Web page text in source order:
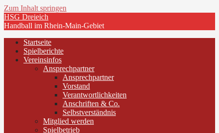
Zum Inhalt springen
HSG Dreieich
Handball im Rhein-Main-Gebiet
Startseite
Spielberichte
Vereinsinfos
Ansprechpartner
Ansprechpartner
Vorstand
Verantwortlichkeiten
Anschriften & Co.
Selbstverständnis
Mitglied werden
Spielbetrieb